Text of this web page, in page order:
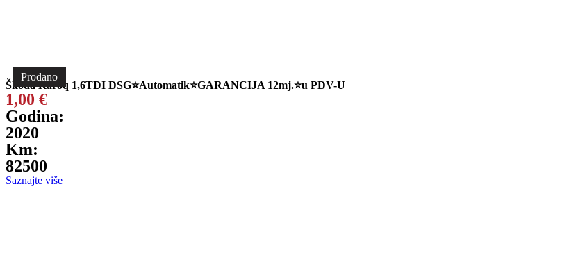
Prodano
Škoda Karoq 1,6TDI DSG⭐Automatik⭐GARANCIJA 12mj.⭐u PDV-U
1,00 €
Godina:
2020
Km:
82500
Saznajte više